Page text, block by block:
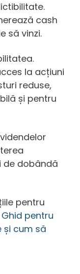
cash
să vinzi.
la acțiuni
reduse,
și pentru
de dobândă
pentru
Ghid pentru
și cum să